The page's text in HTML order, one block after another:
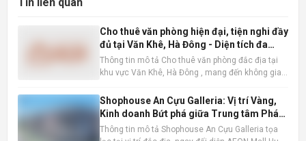
Cho thuê văn phòng hiện đại, tiện nghi đầy
đủ tại Văn Khê, Hà Đông - Diện tích đa
dạng
Thông tin mô tả Cho thuê văn phòng đắc địa tại
khu vực Văn Khê, Hà Đông , mang đến không gian
Với diện tích linh hoạt từ 200m2, 300m2 đến
600m2, chúng tôi đáp ứng mọi nhu cầu về quy mô
Shophouse An Cựu Galleria: Vị trí Vàng,
Kinh doanh Bứt phá giữa Trung tâm Phát
triển Mới Huế
Thông tin mô tả Shophouse An Cựu Galleria tọa